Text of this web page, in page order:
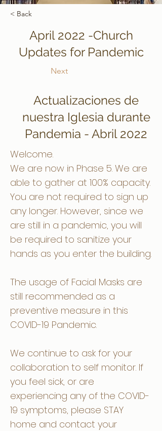
< Back
April 2022 -Church
Updates for Pandemic
Next
Actualizaciones de
nuestra Iglesia durante
Pandemia - Abril 2022
Welcome.
We are now in Phase 5. We are
able to gather at 100% capacity.
You are not required to sign up
any longer. However, since we
are still in a pandemic, you will
be required to sanitize your
hands as you enter the building.
The usage of Facial Masks are
still recommended as a
preventive measure in this
COVID-19 Pandemic.
We continue to ask for your
collaboration to self monitor. If
you feel sick, or are
experiencing any of the COVID-
19 symptoms, please STAY
home and contact your